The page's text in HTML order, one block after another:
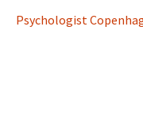
Psychologist